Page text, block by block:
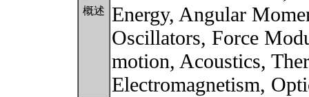
概述
Energy, Angular
Oscillators, Force
motion, Acoustics,
Electromagnetism,